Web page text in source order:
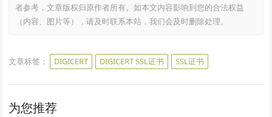
者参考，文章版权归原作者所有。如本文内容影响到您的合法权益
（内容、图片等），请及时联系本站，我们会及时删除处理。
文章标签： DIGICERT DIGICERT SSL证书 SSL证书
为您推荐